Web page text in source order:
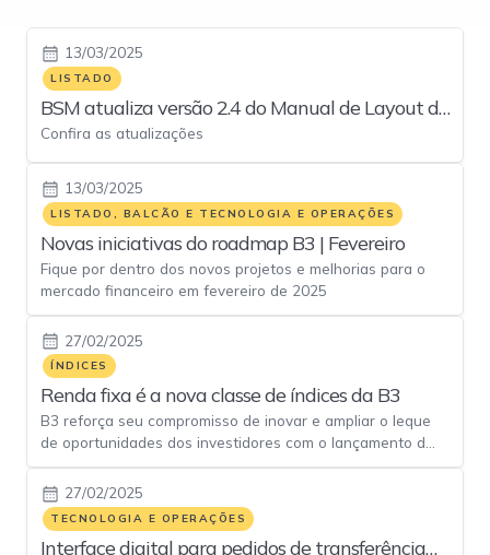
LISTADO
13/03/2025
BSM atualiza versão 2.4 do Manual de Layout de
Arquivos e Trilhas
Confira as atualizações
LISTADO, BALCÃO E TECNOLOGIA E OPERAÇÕES
13/03/2025
Novas iniciativas do roadmap B3 | Fevereiro
Fique por dentro dos novos projetos e melhorias para o
mercado financeiro em fevereiro de 2025
ÍNDICES
27/02/2025
Renda fixa é a nova classe de índices da B3
B3 reforça seu compromisso de inovar e ampliar o leque
de oportunidades dos investidores com o lançamento dos
índices de renda fixa B3.
TECNOLOGIA E OPERAÇÕES
27/02/2025
Interface digital para pedidos de transferência